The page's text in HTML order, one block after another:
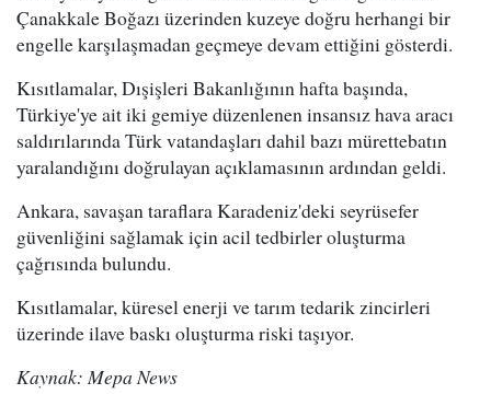
Çanakkale Boğazı üzerinden kuzeye doğru herhangi bir
engelle karşılaşmadan geçmeye devam ettiğini gösterdi.
Kısıtlamalar, Dışişleri Bakanlığının hafta başında,
Türkiye'ye ait iki gemiye düzenlenen insansız hava aracı
saldırılarında Türk vatandaşları dahil bazı mürettebatın
yaralandığını doğrulayan açıklamasının ardından geldi.
Ankara, savaşan taraflara Karadeniz'deki seyrüsefer
güvenliğini sağlamak için acil tedbirler oluşturma
çağrısında bulundu.
Kısıtlamalar, küresel enerji ve tarım tedarik zincirleri
üzerinde ilave baskı oluşturma riski taşıyor.
Kaynak: Mepa News